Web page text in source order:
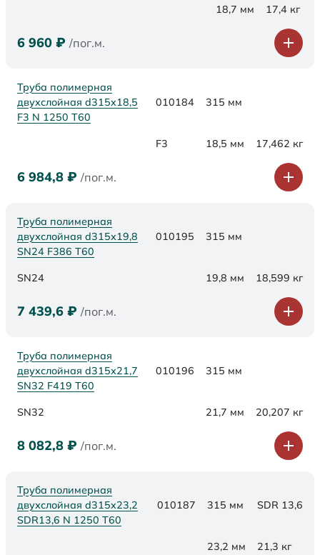
18,7 мм 17,4 кг
6 960 ₽ /пог.м.
Труба полимерная
двухслойная d315x18,5
F3 N 1250 Т60
010184 315 мм
F3 18,5 мм 17,462 кг
6 984,8 ₽ /пог.м.
Труба полимерная
двухслойная d315х19,8
SN24 F386 Т60
010195 315 мм
SN24 19,8 мм 18,599 кг
7 439,6 ₽ /пог.м.
Труба полимерная
двухслойная d315х21,7
SN32 F419 Т60
010196 315 мм
SN32 21,7 мм 20,207 кг
8 082,8 ₽ /пог.м.
Труба полимерная
двухслойная d315x23,2
SDR13,6 N 1250 Т60
010187 315 мм SDR 13,6
23,2 мм 21,3 кг